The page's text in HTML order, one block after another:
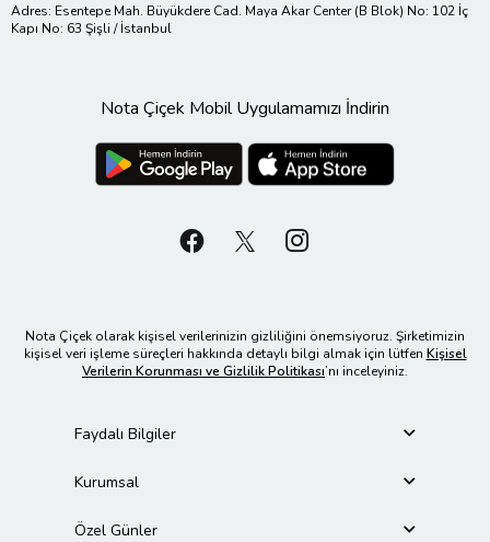
Adres: Esentepe Mah. Büyükdere Cad. Maya Akar Center (B Blok) No: 102 İç
Kapı No: 63 Şişli / İstanbul
Nota Çiçek Mobil Uygulamamızı İndirin
Nota Çiçek olarak kişisel verilerinizin gizliliğini önemsiyoruz. Şirketimizin
kişisel veri işleme süreçleri hakkında detaylı bilgi almak için lütfen Kişisel
Verilerin Korunması ve Gizlilik Politikası’nı inceleyiniz.
Faydalı Bilgiler
Kurumsal
Özel Günler